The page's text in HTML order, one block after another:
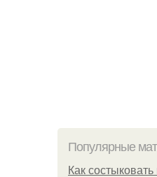
Популярные
Как